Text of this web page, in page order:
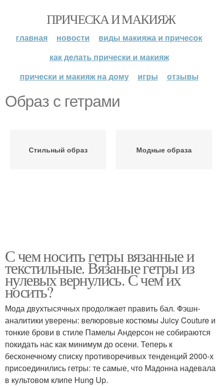
ПРИЧЕСКА И МАКИЯЖ
главная новости
виды макияжа и причесок
как делать прически и макияж
прически и макияж на дому
игры отзывы
Образ с гетрами
Стильный образ Модные образа
С чем носить гетры вязанные и
текстильные. Вязаные гетры из
нулевых вернулись. С чем их
носить?
Мода двухтысячных продолжает править бал. Фэшн-
аналитики уверены: велюровые костюмы Juicy Couture и
тонкие брови в стиле Памелы Андерсон не собираются
покидать нас как минимум до осени. Теперь к
бесконечному списку противоречивых тенденций 2000-х
присоединились гетры: те самые, что Мадонна надевала
в культовом клипе Hung Up.